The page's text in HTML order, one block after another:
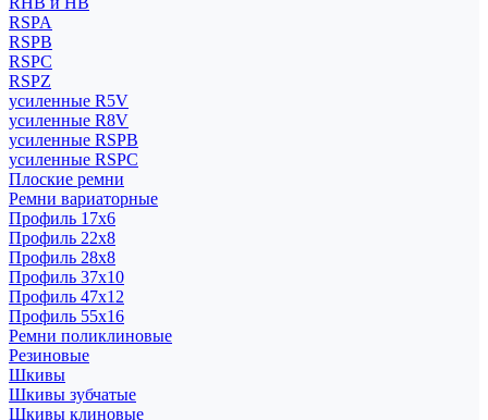
RSPA
RSPB
RSPC
RSPZ
усиленные R5V
усиленные R8V
усиленные RSPB
усиленные RSPC
Плоские ремни
Ремни вариаторные
Профиль 17x6
Профиль 22x8
Профиль 28x8
Профиль 37x10
Профиль 47x12
Профиль 55x16
Ремни поликлиновые
Резиновые
Шкивы
Шкивы зубчатые
Шкивы клиновые